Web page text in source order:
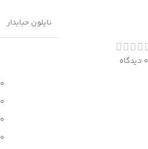
نایلون حبابدار
0 دیدگاه
0
0
0
0